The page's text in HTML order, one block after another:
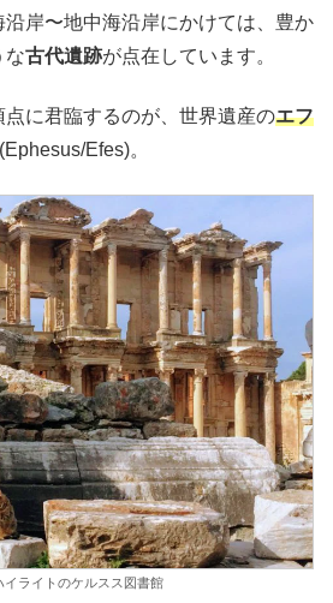
沿岸〜地中海沿岸にかけては、豊か
な古代遺跡が点在しています。
に君臨するのが、世界遺産のエフ
(Ephesus/Efes)。
イライトのケルスス図書館